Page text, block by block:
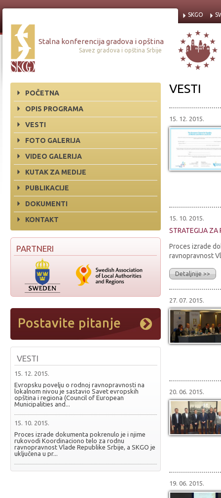
Stalna konferencija gradova i opština
Savez gradova i opština Srbije
SKGO
POČETNA
OPIS PROGRAMA
VESTI
FOTO GALERIJA
VIDEO GALERIJA
KUTAK ZA MEDIJE
PUBLIKACIJE
DOKUMENTI
KONTAKT
PARTNERI
VESTI
15. 12. 2015.
Evropsku povelju o rodnoj ravnopravnosti na
lokalnom nivou je sastavio Savet evropskih
opština i regiona (Council of European
Municipalities and...
15. 10. 2015.
Proces izrade dokumenta pokrenulo je i njime
rukovodi Koordinaciono telo za rodnu
ravnopravnost Vlade Republike Srbije, a SKGO je
uključena u pr...
VESTI
15. 12. 2015.
15. 10. 2015.
STRATEGIJA
Proces izrade
ravnopravnost
Detaljnije >>
27. 07. 2015.
20. 06. 2015.
19. 06. 2015.